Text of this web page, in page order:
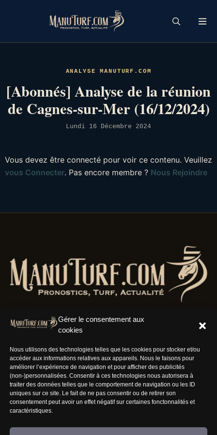
Gérer le consentement aux
cookies
Nous utilisons des technologies telles que les cookies pour stocker et/ou
accéder aux informations relatives aux appareils. Nous le faisons pour
améliorer l’expérience de navigation et pour afficher des publicités
(non-)personnalisées. Consentir à ces technologies nous autorisera à
traiter des données telles que le comportement de navigation ou les ID
uniques sur ce site. Le fait de ne pas consentir ou de retirer son
consentement peut avoir un effet négatif sur certaines fonctonnalités et
caractéristiques.
ANALYSE MANUTURF.COM
[Abonnés] Analyse de la réunion
de Cagnes-sur-Mer (16/12/2024)
Lundi 16 Décembre 2024
Vous devez être connecté pour voir ce contenu. Veuillez
vous Connecter. Pas encore membre ? Nous Rejoindre
Informations
Nous rejoindre